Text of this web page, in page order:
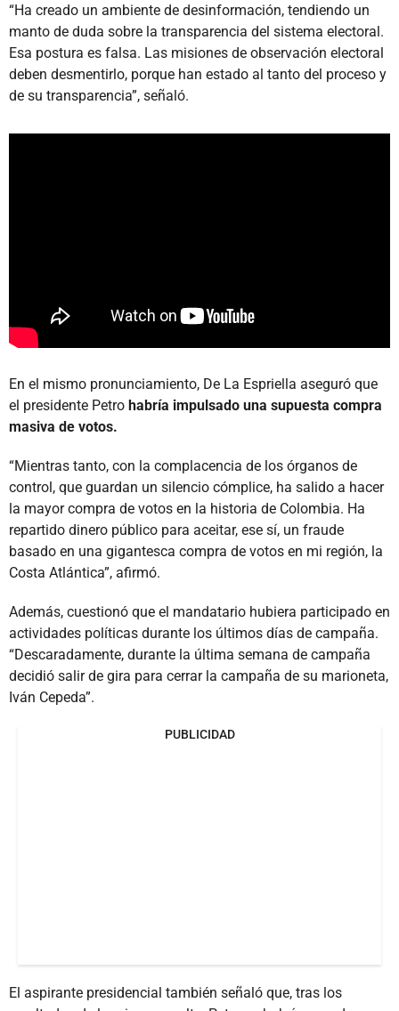
“Ha creado un ambiente de desinformación, tendiendo un
manto de duda sobre la transparencia del sistema electoral.
Esa postura es falsa. Las misiones de observación electoral
deben desmentirlo, porque han estado al tanto del proceso y
de su transparencia”, señaló.
En el mismo pronunciamiento, De La Espriella aseguró que
el presidente Petro habría impulsado una supuesta compra
masiva de votos.
“Mientras tanto, con la complacencia de los órganos de
control, que guardan un silencio cómplice, ha salido a hacer
la mayor compra de votos en la historia de Colombia. Ha
repartido dinero público para aceitar, ese sí, un fraude
basado en una gigantesca compra de votos en mi región, la
Costa Atlántica”, afirmó.
Además, cuestionó que el mandatario hubiera participado en
actividades políticas durante los últimos días de campaña.
“Descaradamente, durante la última semana de campaña
decidió salir de gira para cerrar la campaña de su marioneta,
Iván Cepeda”.
PUBLICIDAD
El aspirante presidencial también señaló que, tras los